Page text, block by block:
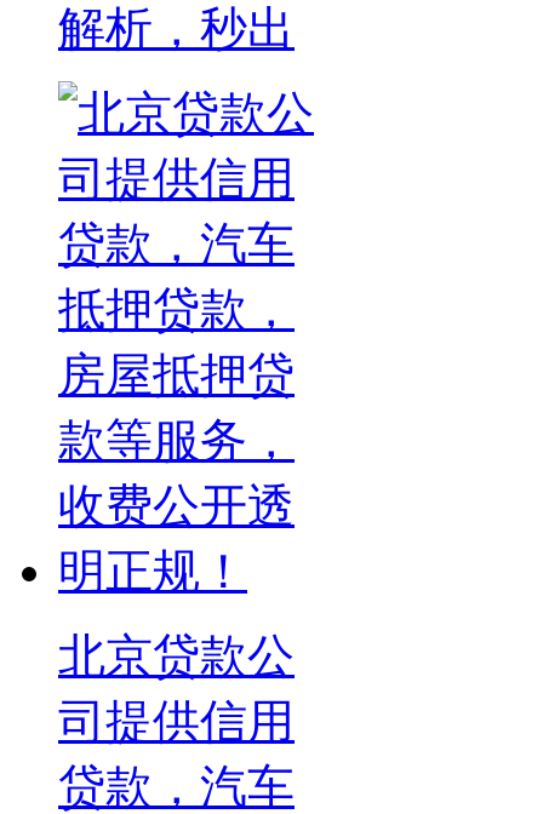
解析，秒出
北京贷款公
司提供信用
贷款，汽车